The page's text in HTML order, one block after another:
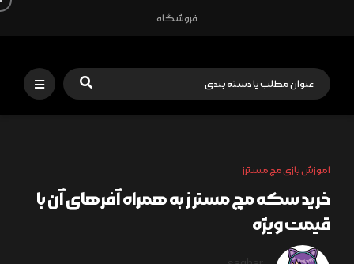
فروشگاه
اموزش بازی مچ مسترز
خرید سکه مچ مسترز به همراه آفرهای آن با
قیمت ویژه